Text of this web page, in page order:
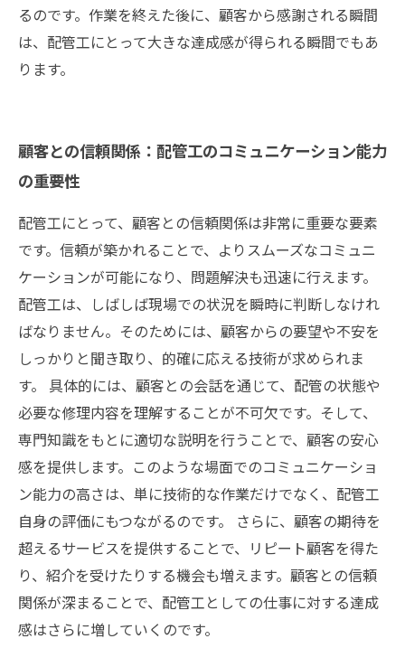
るのです。作業を終えた後に、顧客から感謝される瞬間
は、配管工にとって大きな達成感が得られる瞬間でもあ
ります。
顧客との信頼関係：配管工のコミュニケーション能力
の重要性
配管工にとって、顧客との信頼関係は非常に重要な要素
です。信頼が築かれることで、よりスムーズなコミュニ
ケーションが可能になり、問題解決も迅速に行えます。
配管工は、しばしば現場での状況を瞬時に判断しなけれ
ばなりません。そのためには、顧客からの要望や不安を
しっかりと聞き取り、的確に応える技術が求められま
す。 具体的には、顧客との会話を通じて、配管の状態や
必要な修理内容を理解することが不可欠です。そして、
専門知識をもとに適切な説明を行うことで、顧客の安心
感を提供します。このような場面でのコミュニケーショ
ン能力の高さは、単に技術的な作業だけでなく、配管工
自身の評価にもつながるのです。 さらに、顧客の期待を
超えるサービスを提供することで、リピート顧客を得た
り、紹介を受けたりする機会も増えます。顧客との信頼
関係が深まることで、配管工としての仕事に対する達成
感はさらに増していくのです。